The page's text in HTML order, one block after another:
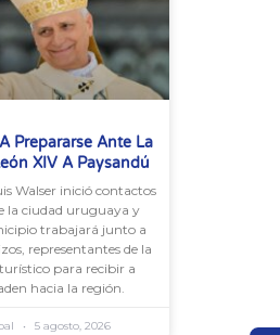
Prepararse Ante La
XIV A Paysandú
Walser inició contactos
la ciudad uruguaya y
trabajará junto a
representantes de la
para recibir a
hacia la región.
5 agosto, 2026